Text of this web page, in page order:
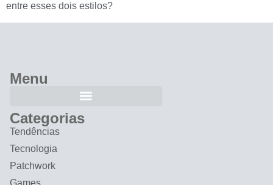
entre esses dois estilos?
Menu
Categorias
Tendências
Tecnologia
Patchwork
Games